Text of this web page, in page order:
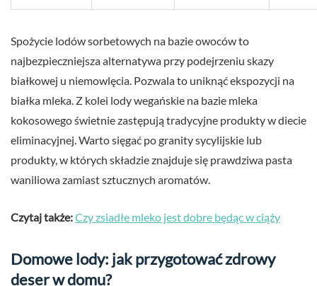
Spożycie lodów sorbetowych na bazie owoców to
najbezpieczniejsza alternatywa przy podejrzeniu skazy
białkowej u niemowlęcia. Pozwala to uniknąć ekspozycji na
białka mleka. Z kolei lody wegańskie na bazie mleka
kokosowego świetnie zastępują tradycyjne produkty w diecie
eliminacyjnej. Warto sięgać po granity sycylijskie lub
produkty, w których składzie znajduje się prawdziwa pasta
waniliowa zamiast sztucznych aromatów.
Czytaj także:Czy zsiadłe mleko jest dobre będąc w ciąży
Domowe lody: jak przygotować zdrowy
deser w domu?